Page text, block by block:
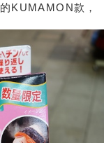
KUMAMON款，